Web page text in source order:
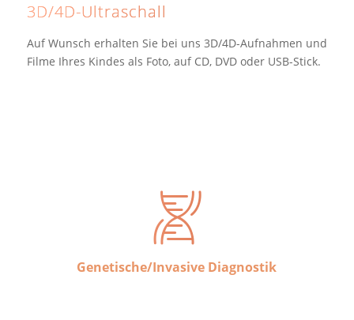
3D/4D-Ultraschall
Auf Wunsch erhalten Sie bei uns 3D/4D-Aufnahmen und
Filme Ihres Kindes als Foto, auf CD, DVD oder USB-Stick.
Genetische/Invasive Diagnostik